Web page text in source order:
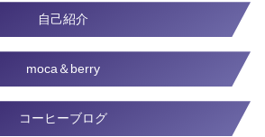
自己紹介
moca＆berry
コーヒーブログ